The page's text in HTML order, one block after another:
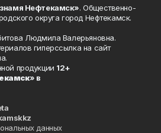
Нефтекамск». Общественно-
округа город Нефтекамск.
Людмила Валерьяновна.
гиперссылка на сайт
продукции 12+
» в
данных